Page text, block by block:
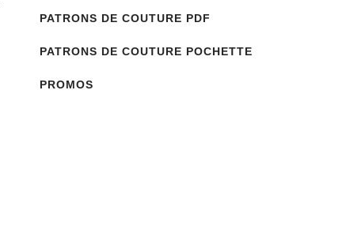
PATRONS DE COUTURE PDF
PATRONS DE COUTURE POCHETTE
PROMOS